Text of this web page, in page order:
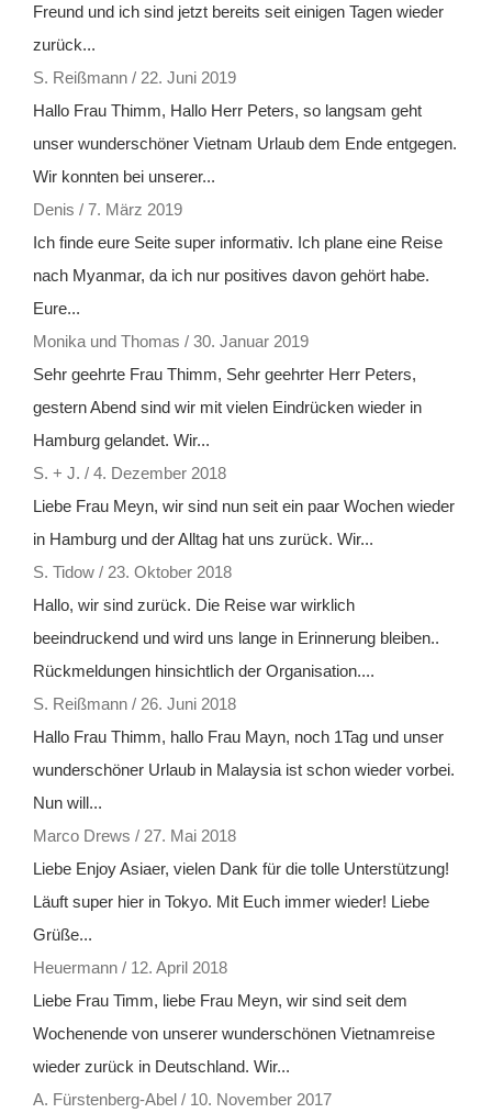
Freund und ich sind jetzt bereits seit einigen Tagen wieder
zurück...
S. Reißmann / 22. Juni 2019
Hallo Frau Thimm, Hallo Herr Peters, so langsam geht
unser wunderschöner Vietnam Urlaub dem Ende entgegen.
Wir konnten bei unserer...
Denis / 7. März 2019
Ich finde eure Seite super informativ. Ich plane eine Reise
nach Myanmar, da ich nur positives davon gehört habe.
Eure...
Monika und Thomas / 30. Januar 2019
Sehr geehrte Frau Thimm, Sehr geehrter Herr Peters,
gestern Abend sind wir mit vielen Eindrücken wieder in
Hamburg gelandet. Wir...
S. + J. / 4. Dezember 2018
Liebe Frau Meyn, wir sind nun seit ein paar Wochen wieder
in Hamburg und der Alltag hat uns zurück. Wir...
S. Tidow / 23. Oktober 2018
Hallo, wir sind zurück. Die Reise war wirklich
beeindruckend und wird uns lange in Erinnerung bleiben..
Rückmeldungen hinsichtlich der Organisation....
S. Reißmann / 26. Juni 2018
Hallo Frau Thimm, hallo Frau Mayn, noch 1Tag und unser
wunderschöner Urlaub in Malaysia ist schon wieder vorbei.
Nun will...
Marco Drews / 27. Mai 2018
Liebe Enjoy Asiaer, vielen Dank für die tolle Unterstützung!
Läuft super hier in Tokyo. Mit Euch immer wieder! Liebe
Grüße...
Heuermann / 12. April 2018
Liebe Frau Timm, liebe Frau Meyn, wir sind seit dem
Wochenende von unserer wunderschönen Vietnamreise
wieder zurück in Deutschland. Wir...
A. Fürstenberg-Abel / 10. November 2017